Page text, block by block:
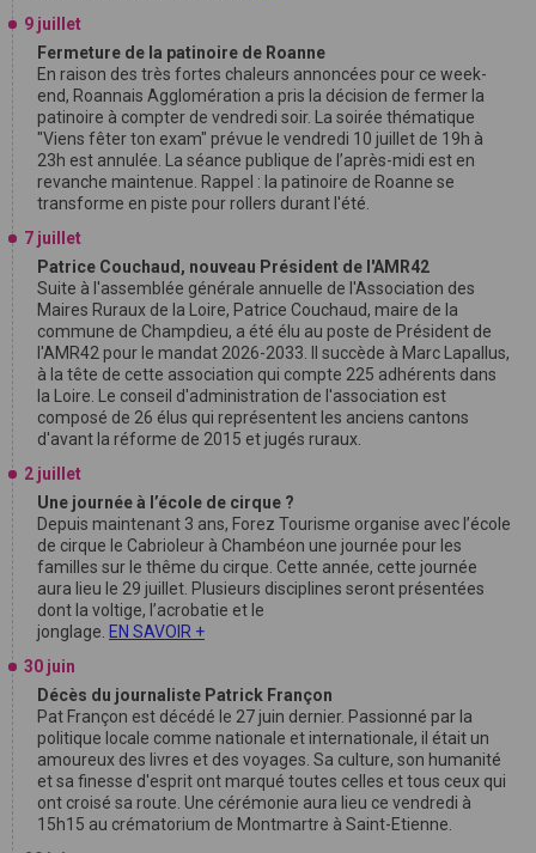
9 juillet
Fermeture de la patinoire de Roanne
En raison des très fortes chaleurs annoncées pour ce week-
end, Roannais Agglomération a pris la décision de fermer la
patinoire à compter de vendredi soir. La soirée thématique
"Viens fêter ton exam" prévue le vendredi 10 juillet de 19h à
23h est annulée. La séance publique de l’après-midi est en
revanche maintenue. Rappel : la patinoire de Roanne se
transforme en piste pour rollers durant l'été.
7 juillet
Patrice Couchaud, nouveau Président de l'AMR42
Suite à l'assemblée générale annuelle de l'Association des
Maires Ruraux de la Loire, Patrice Couchaud, maire de la
commune de Champdieu, a été élu au poste de Président de
l'AMR42 pour le mandat 2026-2033. Il succède à Marc Lapallus,
à la tête de cette association qui compte 225 adhérents dans
la Loire. Le conseil d'administration de l'association est
composé de 26 élus qui représentent les anciens cantons
d'avant la réforme de 2015 et jugés ruraux.
2 juillet
Une journée à l’école de cirque ?
Depuis maintenant 3 ans, Forez Tourisme organise avec l’école
de cirque le Cabrioleur à Chambéon une journée pour les
familles sur le thême du cirque. Cette année, cette journée
aura lieu le 29 juillet. Plusieurs disciplines seront présentées
dont la voltige, l’acrobatie et le
jonglage. EN SAVOIR +
30 juin
Décès du journaliste Patrick Françon
Pat Françon est décédé le 27 juin dernier. Passionné par la
politique locale comme nationale et internationale, il était un
amoureux des livres et des voyages. Sa culture, son humanité
et sa finesse d'esprit ont marqué toutes celles et tous ceux qui
ont croisé sa route. Une cérémonie aura lieu ce vendredi à
15h15 au crématorium de Montmartre à Saint-Etienne.